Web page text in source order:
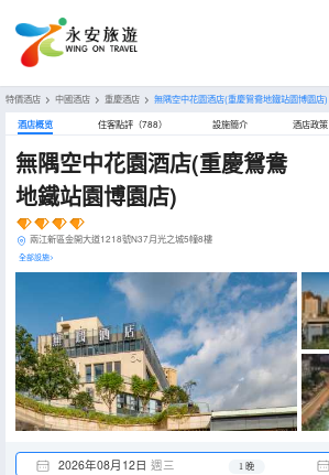
特價酒店 > 中國酒店 > 重慶酒店 > 無隅空中花園酒店(重慶鴛鴦地鐵站園博園店)
酒店概览 住客點評（788） 設施簡介 酒店政策
無隅空中花園酒店(重慶鴛鴦
地鐵站園博園店)
兩江新區金開大道1218號N37月光之城5幢8樓
全部設施>
2026年08月12日 週三 1 晚